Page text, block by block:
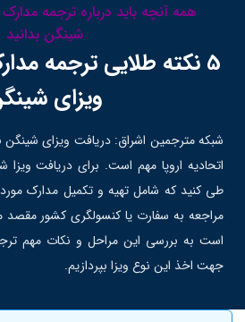
همه آنچه باید درباره ترجمه
شینگن بدانید
5 نکته طلایی ترجمه
ویزای
شبکه مترجمین اشراق: دریافت ویزای
اتحادیه اروپا مهم است. برای دریافت
طی کنید که شامل تهیه و تکمیل مدارک مورد
مراجعه به سفارت یا کنسولگری کشور مقصد
است به بررسی این مراحل و نکات مهم
جهت اخذ این نوع ویزا بپردازیم.